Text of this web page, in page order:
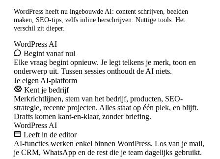
WordPress heeft nu ingebouwde AI: content schrijven, beelden
maken, SEO-tips, zelfs inline herschrijven. Nuttige tools. Het
verschil zit dieper.
WordPress AI
Begint vanaf nul
Elke vraag begint opnieuw. Je legt telkens je merk, toon en
onderwerp uit. Tussen sessies onthoudt de AI niets.
Je eigen AI-platform
Kent je bedrijf
Merkrichtlijnen, stem van het bedrijf, producten, SEO-
strategie, recente projecten. Alles staat op één plek, en blijft.
Drafts komen kant-en-klaar, zonder briefing.
WordPress AI
Leeft in de editor
AI-functies werken enkel binnen WordPress. Los van je mail,
je CRM, WhatsApp en de rest die je team dagelijks gebruikt.